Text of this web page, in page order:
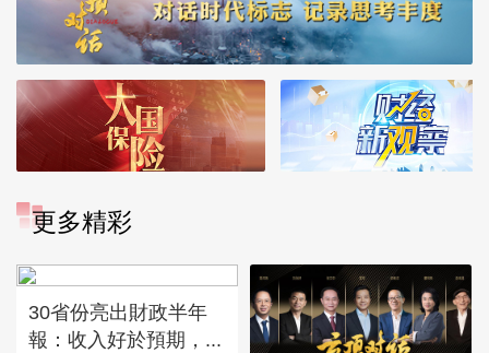
更多精彩
30省份亮出財政半年
報：收入好於預期，...